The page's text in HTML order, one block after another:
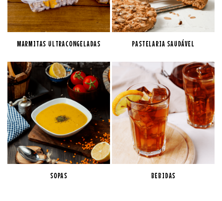
MARMITAS ULTRACONGELADAS PASTELARIA SAUDÁVEL
SOPAS BEBIDAS